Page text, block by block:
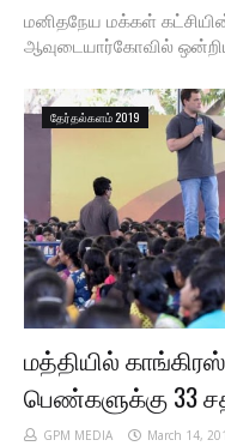
மனிதநேய மக்கள்
ஆவுடையார்கோவில்
தேர்தல்களம் 2019
மத்தியில்
பெண்களுக்கு 33
GPM MEDIA March 14,